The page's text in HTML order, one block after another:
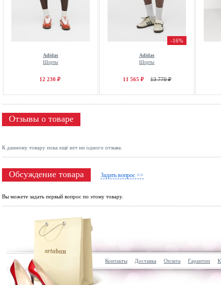
Adidas
Шорты
12 230 ₽
-16%
Adidas
Шорты
11 565 ₽ 13 770 ₽
Отзывы о товаре
К данному товару пока ещё нет ни одного отзыва.
Обсуждение товара Задать вопрос >>
Вы можете задать первый вопрос по этому товару.
Контакты Доставка Оплата Гарантии